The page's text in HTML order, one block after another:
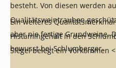
besteht. Von diesen werden
Qualitätsweintrauben
aber nie fertige Grundweine.
bewusst bei Schlumberger.
Ein weiteres
Histamingehalt in den
Siegel belegt ein Vorkommen